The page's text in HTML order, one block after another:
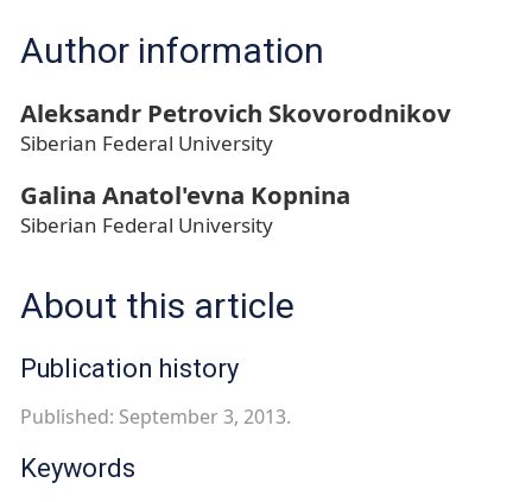
Author information
Aleksandr Petrovich Skovorodnikov
Siberian Federal University
Galina Anatol'evna Kopnina
Siberian Federal University
About this article
Publication history
Published: September 3, 2013.
Keywords